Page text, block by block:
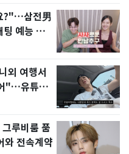
?"…삼전男
예능 화
외 여행서
"…유튜브
루비룸 품
전속계약